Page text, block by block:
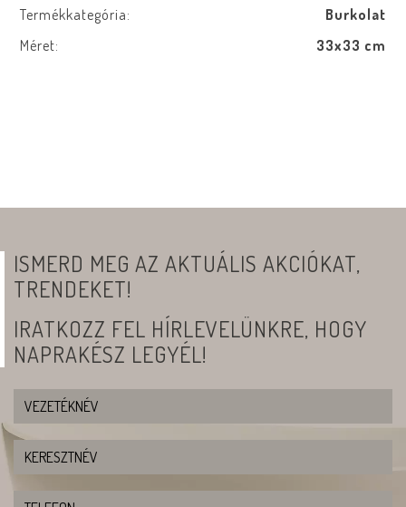
Termékkategória:
Burkolat
Méret:
33x33 cm
ISMERD MEG AZ AKTUÁLIS AKCIÓKAT,
TRENDEKET!
IRATKOZZ FEL HÍRLEVELÜNKRE, HOGY
NAPRAKÉSZ LEGYÉL!